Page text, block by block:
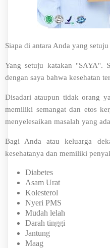
Siapa di antara Anda yang
Yang setuju katakan "SAYA".
dengan saya bahwa kesehatan
Disadari ataupun tidak orang
memiliki semangat dan etos
menyelesaikan masalah yang
Bagi Anda atau keluarga
kesehatanya dan memiliki
Diabetes
Asam Urat
Kolesterol
Nyeri PMS
Mudah lelah
Darah tinggi
Jantung
Maag